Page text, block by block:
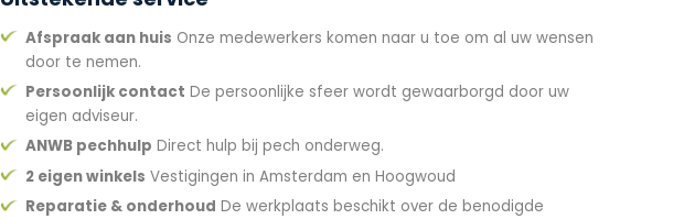
Afspraak aan huis Onze medewerkers komen naar u toe om al uw wensen
door te nemen.
Persoonlijk contact De persoonlijke sfeer wordt gewaarborgd door uw
eigen adviseur.
ANWB pechhulp Direct hulp bij pech onderweg.
2 eigen winkels Vestigingen in Amsterdam en Hoogwoud
Reparatie & onderhoud De werkplaats beschikt over de benodigde